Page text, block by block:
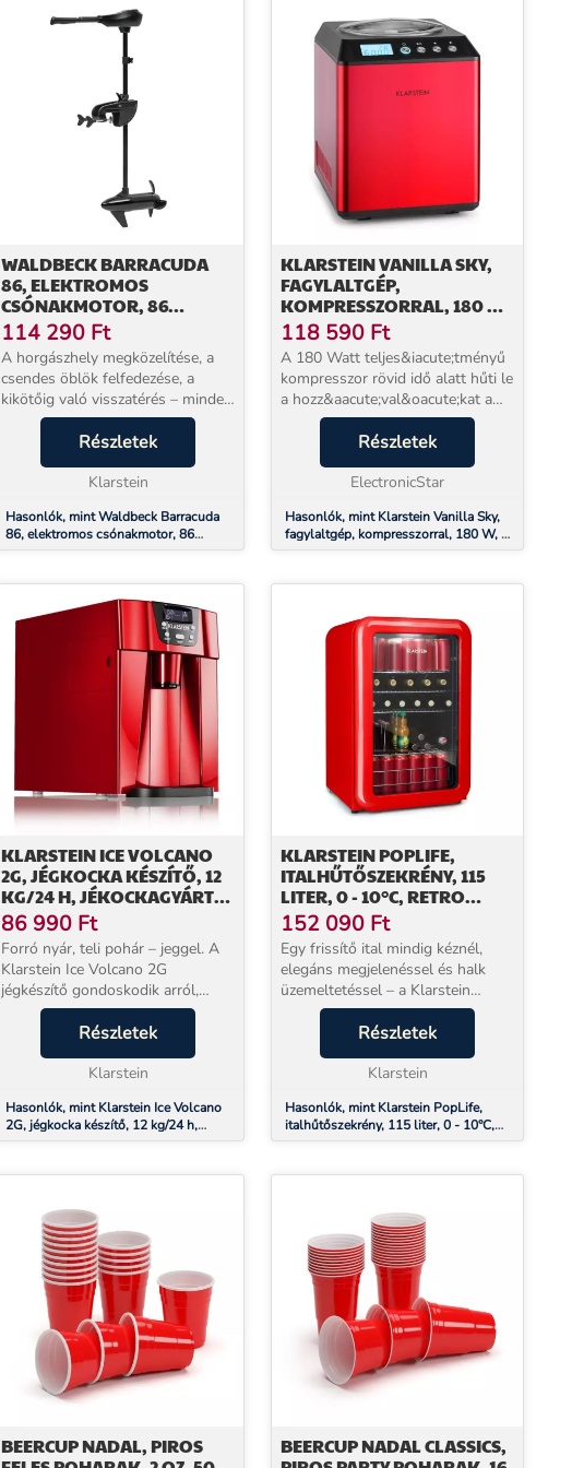
WALDBECK BARRACUDA
86, ELEKTROMOS
CSÓNAKMOTOR, 86
LBS/1164 W, 24V, 3
SZÁRNYAS LÉGCSAVAR
114 290 Ft
A horgászhely megközelítése, a
csendes öblök felfedezése, a
kikötőig való visszatérés – mindez
lapátolás nélkül, saját tempóban.
A Klarstein Barracuda 86
elektromos csónakmotor
pontosan ezt teszi lehe...
Részletek
Klarstein
Hasonlók, mint Waldbeck Barracuda
86, elektromos csónakmotor, 86
lbs/1164 W, 24V, 3 szárnyas
KLARSTEIN VANILLA SKY,
FAGYLALTGÉP,
KOMPRESSZORRAL, 180 W,
2 L, ROZSDAMENTES ACÉL,
PIROS
118 590 Ft
A 180 Watt teljes&iacute;tményű
kompresszor rövid idő alatt hűti le
a hozz&aacute;val&oacute;kat a
k&iacute;v&aacute;nt
hőmérsékletre. Teh&aacute;t a
kész&iacute;tési idő mindössze
30-40 perc. A nyers...
Részletek
ElectronicStar
Hasonlók, mint Klarstein Vanilla Sky,
fagylaltgép, kompresszorral, 180 W, 2
L, rozsdamentes acél, piros
KLARSTEIN ICE VOLCANO
2G, JÉGKOCKA KÉSZÍTŐ, 12
KG/24 H, JÉKOCKAGYÁRTÓ,
LED, PIROS
86 990 Ft
Forró nyár, teli pohár – jeggel. A
Klarstein Ice Volcano 2G
jégkészítő gondoskodik arról,
hogy Ön és vendégei egyetlen
pillanatra se kénytelenek meleg
italt inni.A Klarstein Ice Volcano
2G jégkészítő ...
Részletek
Klarstein
Hasonlók, mint Klarstein Ice Volcano
2G, jégkocka készítő, 12 kg/24 h,
jékockagyártó, LED, piros
KLARSTEIN POPLIFE,
ITALHŰTŐSZEKRÉNY, 115
LITER, 0 - 10°C, RETRO
KIVITEL, PIROS
152 090 Ft
Egy frissítő ital mindig kéznél,
elegáns megjelenéssel és halk
üzemeltetéssel – a Klarstein
PopLife 115 literes italos hűtő
retró stílusban teszi teljessé az
otthont, a nappalit, az irodát vagy
Részletek
Klarstein
Hasonlók, mint Klarstein PopLife,
italhűtőszekrény, 115 liter, 0 - 10°C,
retro kivitel, piros
BEERCUP NADAL, PIROS
BEERCUP NADAL CLASSICS,